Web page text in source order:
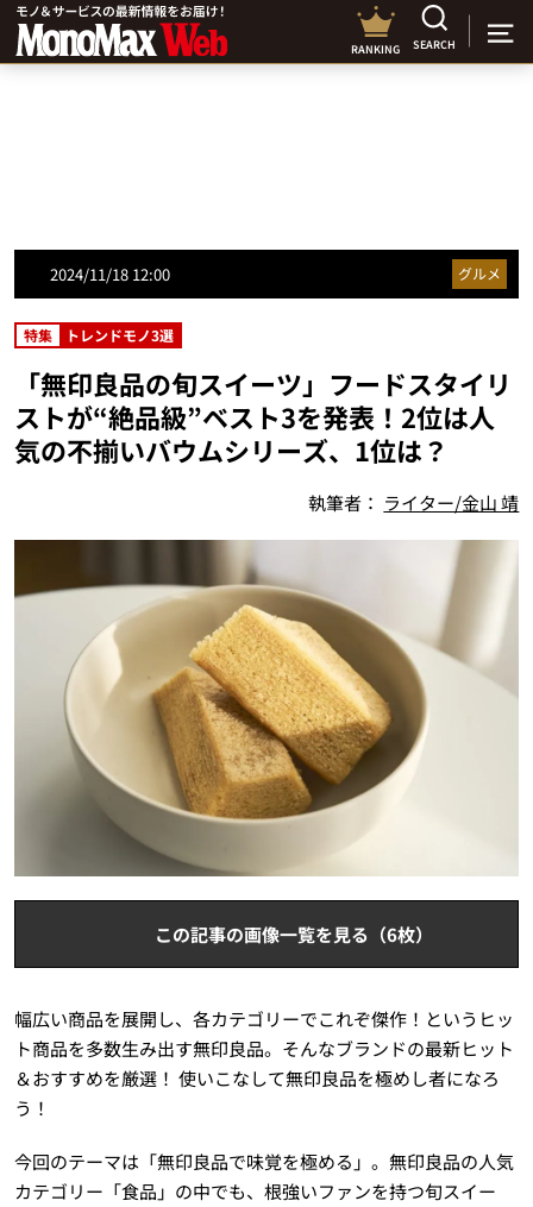
RANKING SEARCH
2024/11/18 12:00 グルメ
特集 トレンドモノ3選
「無印良品の旬スイーツ」フードスタイリ
ストが“絶品級”ベスト3を発表！2位は人
気の不揃いバウムシリーズ、1位は？
執筆者： ライター/金山 靖
この記事の画像一覧を見る（6枚）
幅広い商品を展開し、各カテゴリーでこれぞ傑作！というヒッ
ト商品を多数生み出す無印良品。そんなブランドの最新ヒット
＆おすすめを厳選！ 使いこなして無印良品を極めし者になろ
う！
今回のテーマは「無印良品で味覚を極める」。無印良品の人気
カテゴリー「食品」の中でも、根強いファンを持つ旬スイー